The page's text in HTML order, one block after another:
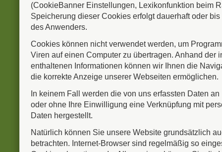
(CookieBanner Einstellungen, Lexikonfunktion beim
Speicherung dieser Cookies erfolgt dauerhaft oder
des Anwenders.
Cookies können nicht verwendet werden, um
Viren auf einen Computer zu übertragen. Anhand der
enthaltenen Informationen können wir Ihnen die
die korrekte Anzeige unserer Webseiten ermöglichen.
In keinem Fall werden die von uns erfassten Daten
oder ohne Ihre Einwilligung eine Verknüpfung mit
Daten hergestellt.
Natürlich können Sie unsere Website grundsätzlich
betrachten. Internet-Browser sind regelmäßig so